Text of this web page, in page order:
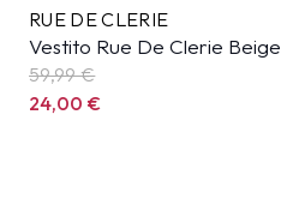
RUE DE CLERIE
Vestito Rue De Clerie Beige
59,99€
24,00€